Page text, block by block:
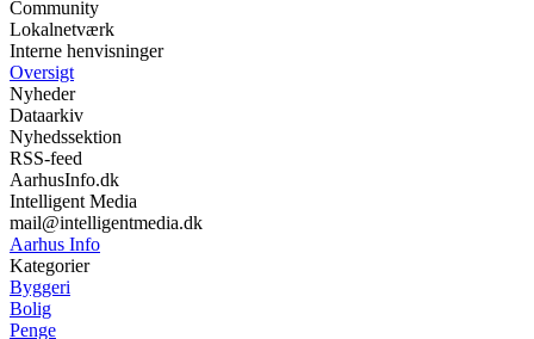
Community
Lokalnetværk
Interne henvisninger
Oversigt
Nyheder
Dataarkiv
Nyhedssektion
RSS-feed
AarhusInfo.dk
Intelligent Media
mail@intelligentmedia.dk
Aarhus Info
Kategorier
Byggeri
Bolig
Penge